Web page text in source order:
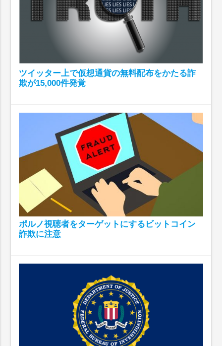
ツイッター上で仮想通貨の無料配布をかたる詐
欺が15,000件発覚
ポルノ視聴者をターゲットにするビットコイン
詐欺に注意